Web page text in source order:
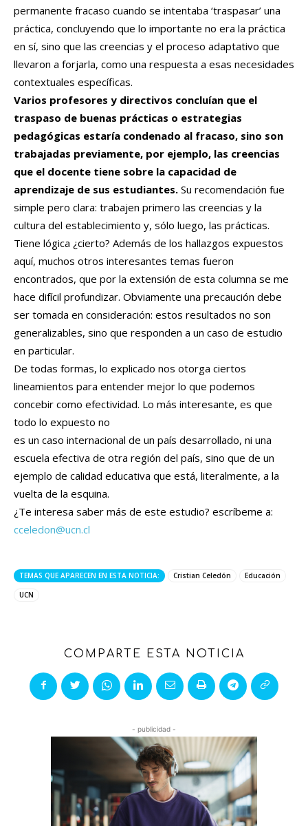
permanente fracaso cuando se intentaba ‘traspasar’ una
práctica, concluyendo que lo importante no era la práctica
en sí, sino que las creencias y el proceso adaptativo que
llevaron a forjarla, como una respuesta a esas necesidades
contextuales específicas.
Varios profesores y directivos concluían que el
traspaso de buenas prácticas o estrategias
pedagógicas estaría condenado al fracaso, sino son
trabajadas previamente, por ejemplo, las creencias
que el docente tiene sobre la capacidad de
aprendizaje de sus estudiantes. Su recomendación fue
simple pero clara: trabajen primero las creencias y la
cultura del establecimiento y, sólo luego, las prácticas.
Tiene lógica ¿cierto? Además de los hallazgos expuestos
aquí, muchos otros interesantes temas fueron
encontrados, que por la extensión de esta columna se me
hace difícil profundizar. Obviamente una precaución debe
ser tomada en consideración: estos resultados no son
generalizables, sino que responden a un caso de estudio
en particular.
De todas formas, lo explicado nos otorga ciertos
lineamientos para entender mejor lo que podemos
concebir como efectividad. Lo más interesante, es que
todo lo expuesto no
es un caso internacional de un país desarrollado, ni una
escuela efectiva de otra región del país, sino que de un
ejemplo de calidad educativa que está, literalmente, a la
vuelta de la esquina.
¿Te interesa saber más de este estudio? escríbeme a:
cceledon@ucn.cl
TEMAS QUE APARECEN EN ESTA NOTICIA: Cristian Celedón
Educación
UCN
COMPARTE ESTA NOTICIA
- publicidad -